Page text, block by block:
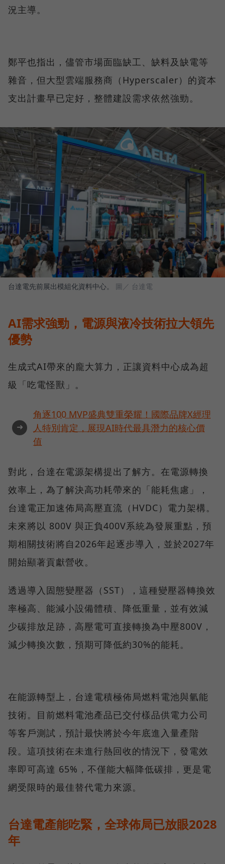
況主導。
鄭平也指出，儘管市場面臨缺工、缺料及缺電等
雜音，但大型雲端服務商（Hyperscaler）的資本
支出計畫早已定好，整體建設需求依然強勁。
台達電先前展出模組化資料中心。 圖／ 台達電
AI需求強勁，電源與液冷技術拉大領先
優勢
生成式AI帶來的龐大算力，正讓資料中心成為超
級「吃電怪獸」。
➜
角逐100 MVP盛典雙重榮耀！國際品牌X經理
人特別肯定，展現AI時代最具潛力的核心價
值
對此，台達在電源架構提出了解方。在電源轉換
效率上，為了解決高功耗帶來的「能耗焦慮」，
台達電正加速佈局高壓直流（HVDC）電力架構。
未來將以 800V 與正負400V系統為發展重點，預
期相關技術將自2026年起逐步導入，並於2027年
開始顯著貢獻營收。
透過導入固態變壓器（SST），這種變壓器轉換效
率極高、能減小設備體積、降低重量，並有效減
少碳排放足跡，高壓電可直接轉換為中壓800V，
減少轉換次數，預期可降低約30%的能耗。
在能源轉型上，台達電積極佈局燃料電池與氫能
技術。目前燃料電池產品已交付樣品供電力公司
等客戶測試，預計最快將於今年底進入量產階
段。這項技術在未進行熱回收的情況下，發電效
率即可高達 65%，不僅能大幅降低碳排，更是電
網受限時的最佳替代電力來源。
台達電產能吃緊，全球佈局已放眼2028
年